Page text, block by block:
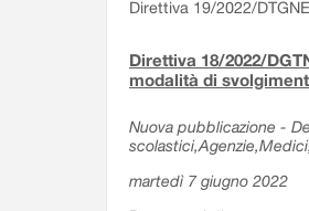
Direttiva 19/2022/
Direttiva 18/2022/
modalità di
Nuova pubblicazione -
martedì 7 giugno 2022